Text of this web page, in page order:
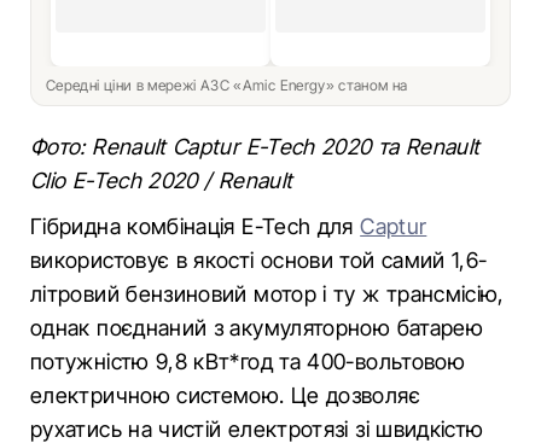
Середні ціни в мережі АЗС «Amic Energy» станом на
Фото: Renault Captur E-Tech 2020 та Renault
Clio E-Tech 2020 / Renault
Гібридна комбінація E-Tech дляCaptur
використовує в якості основи той самий 1,6-
літровий бензиновий мотор і ту ж трансмісію,
однак поєднаний з акумуляторною батарею
потужністю 9,8 кВт*год та 400-вольтовою
електричною системою. Це дозволяє
рухатись на чистій електротязі зі швидкістю